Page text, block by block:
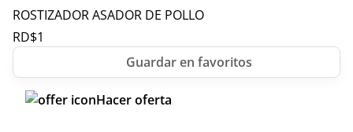
ROSTIZADOR ASADOR DE POLLO
RD$1
Hacer oferta